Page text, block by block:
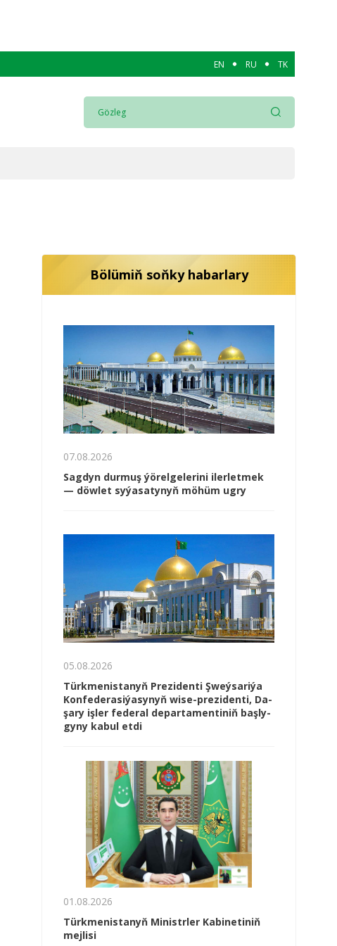
EN RU TK
Bölümiň soňky habarlary
07.08.2026
Sagdyn durmuş ýörelgelerini ilerletmek
— döwlet syýasatynyň möhüm ugry
05.08.2026
Türk­me­nis­ta­nyň Prezidenti Şweý­sa­ri­ýa
Kon­fe­de­ra­si­ýa­sy­nyň wi­se-prezidenti, Da­
şa­ry iş­ler fe­de­ral de­par­ta­men­ti­niň baş­ly­
gy­ny ka­bul et­di
01.08.2026
Türkmenistanyň Ministrler Kabinetiniň
mejlisi